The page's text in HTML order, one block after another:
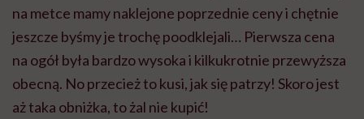
na metce mamy naklejone poprzednie ceny i chętnie
jeszcze byśmy je trochę poodklejali… Pierwsza cena
na ogół była bardzo wysoka i kilkukrotnie przewyższa
obecną. No przecież to kusi, jak się patrzy! Skoro jest
aż taka obniżka, to żal nie kupić!